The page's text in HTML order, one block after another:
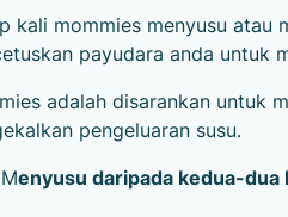
kali mommies menyusu atau
payudara anda untuk
adalah disarankan untuk
pengeluaran susu.
Menyusu daripada kedua-dua